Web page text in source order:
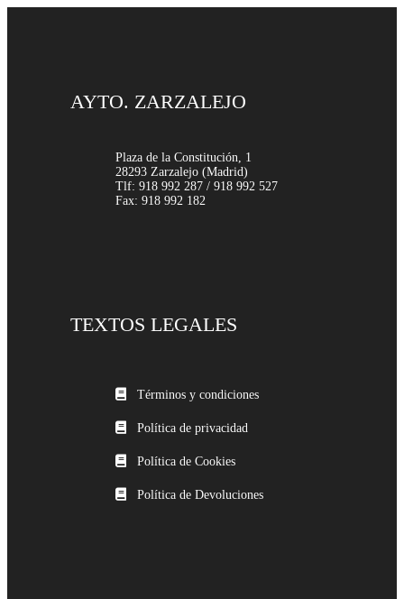
AYTO. ZARZALEJO
Plaza de la Constitución, 1
28293 Zarzalejo (Madrid)
Tlf: 918 992 287 / 918 992 527
Fax: 918 992 182
TEXTOS LEGALES
Términos y condiciones
Política de privacidad
Política de Cookies
Política de Devoluciones